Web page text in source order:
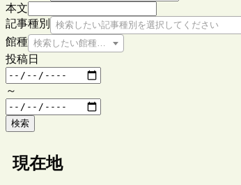
本文
記事種別
検索したい記事種別を選択してください
館種 検索したい館種を選択してください
投稿日
～
検索
現在地